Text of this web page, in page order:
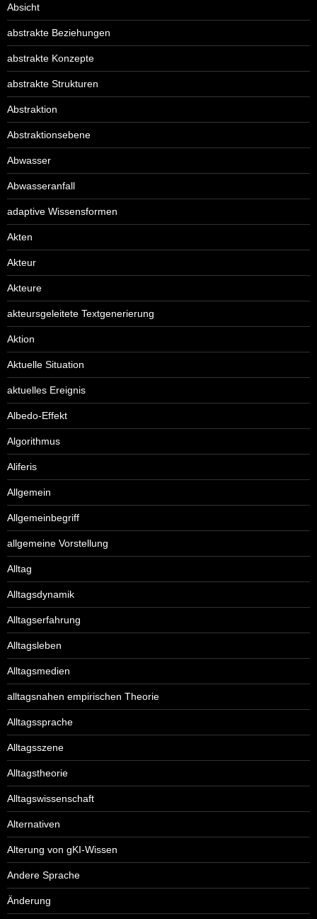
Absicht
abstrakte Beziehungen
abstrakte Konzepte
abstrakte Strukturen
Abstraktion
Abstraktionsebene
Abwasser
Abwasseranfall
adaptive Wissensformen
Akten
Akteur
Akteure
akteursgeleitete Textgenerierung
Aktion
Aktuelle Situation
aktuelles Ereignis
Albedo-Effekt
Algorithmus
Aliferis
Allgemein
Allgemeinbegriff
allgemeine Vorstellung
Alltag
Alltagsdynamik
Alltagserfahrung
Alltagsleben
Alltagsmedien
alltagsnahen empirischen Theorie
Alltagssprache
Alltagsszene
Alltagstheorie
Alltagswissenschaft
Alternativen
Alterung von gKI-Wissen
Andere Sprache
Änderung